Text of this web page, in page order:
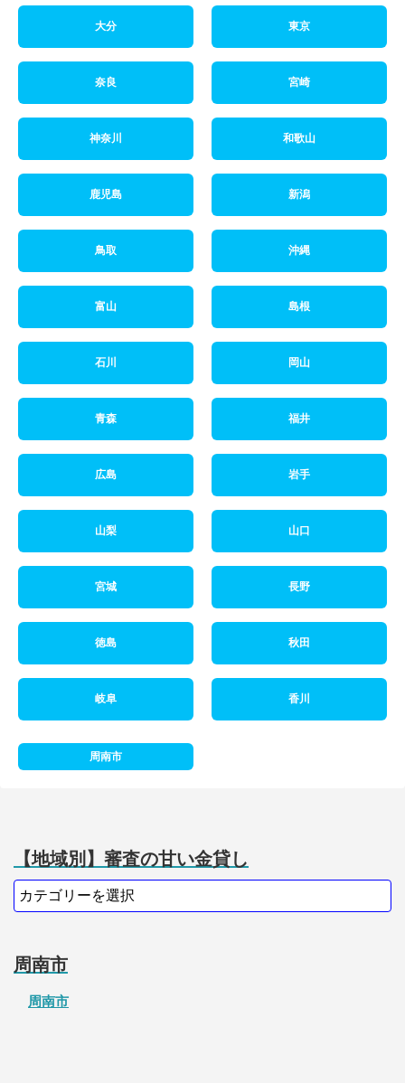
大分 東京
奈良 宮崎
神奈川 和歌山
鹿児島 新潟
鳥取 沖縄
富山 島根
石川 岡山
青森 福井
広島 岩手
山梨 山口
宮城 長野
徳島 秋田
岐阜 香川
周南市
【地域別】審査の甘い金貸し
周南市
周南市